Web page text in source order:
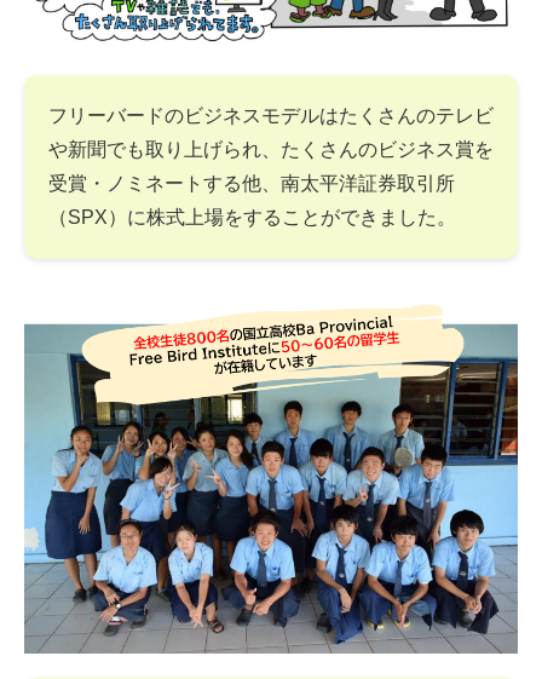
フリーバードのビジネスモデルはたくさんのテレビ
や新聞でも取り上げられ、たくさんのビジネス賞を
受賞・ノミネートする他、南太平洋証券取引所
（SPX）に株式上場をすることができました。